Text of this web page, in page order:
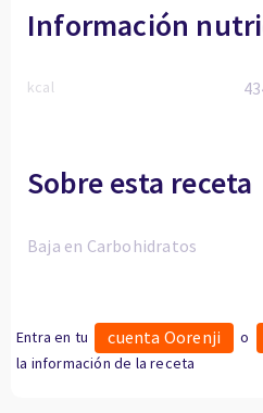
Información
kcal
Sobre esta receta
Baja en Carbohidratos
Entra en tu cuenta Oorenji o
la información de la receta